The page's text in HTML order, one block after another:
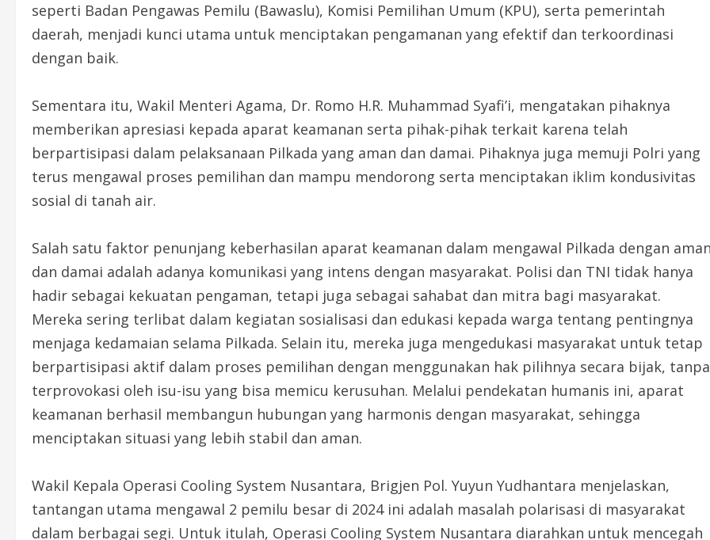
seperti Badan Pengawas Pemilu (Bawaslu), Komisi Pemilihan Umum (KPU), serta pemerintah
daerah, menjadi kunci utama untuk menciptakan pengamanan yang efektif dan terkoordinasi
dengan baik.
Sementara itu, Wakil Menteri Agama, Dr. Romo H.R. Muhammad Syafi’i, mengatakan pihaknya
memberikan apresiasi kepada aparat keamanan serta pihak-pihak terkait karena telah
berpartisipasi dalam pelaksanaan Pilkada yang aman dan damai. Pihaknya juga memuji Polri yang
terus mengawal proses pemilihan dan mampu mendorong serta menciptakan iklim kondusivitas
sosial di tanah air.
Salah satu faktor penunjang keberhasilan aparat keamanan dalam mengawal Pilkada dengan aman
dan damai adalah adanya komunikasi yang intens dengan masyarakat. Polisi dan TNI tidak hanya
hadir sebagai kekuatan pengaman, tetapi juga sebagai sahabat dan mitra bagi masyarakat.
Mereka sering terlibat dalam kegiatan sosialisasi dan edukasi kepada warga tentang pentingnya
menjaga kedamaian selama Pilkada. Selain itu, mereka juga mengedukasi masyarakat untuk tetap
berpartisipasi aktif dalam proses pemilihan dengan menggunakan hak pilihnya secara bijak, tanpa
terprovokasi oleh isu-isu yang bisa memicu kerusuhan. Melalui pendekatan humanis ini, aparat
keamanan berhasil membangun hubungan yang harmonis dengan masyarakat, sehingga
menciptakan situasi yang lebih stabil dan aman.
Wakil Kepala Operasi Cooling System Nusantara, Brigjen Pol. Yuyun Yudhantara menjelaskan,
tantangan utama mengawal 2 pemilu besar di 2024 ini adalah masalah polarisasi di masyarakat
dalam berbagai segi. Untuk itulah, Operasi Cooling System Nusantara diarahkan untuk mencegah